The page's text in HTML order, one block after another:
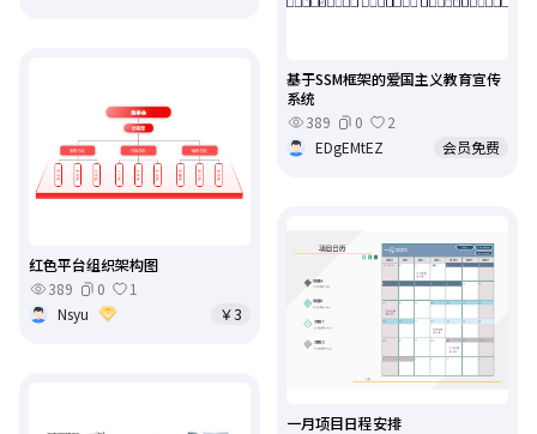
基于SSM框架的爱国主义教育宣传
系统
389
0
2
EDgEMtEZ
会员免费
红色平台组织架构图
389
0
1
Nsyu
￥3
一月项目日程安排